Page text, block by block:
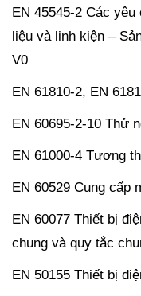
EN 45545-2 Các
liệu và linh kiện –
V0
EN 61810-2, EN
EN 60695-2-10 Thử
EN 61000-4 Tương
EN 60529 Cung cấp
EN 60077 Thiết bị
chung và quy tắc
EN 50155 Thiết bị